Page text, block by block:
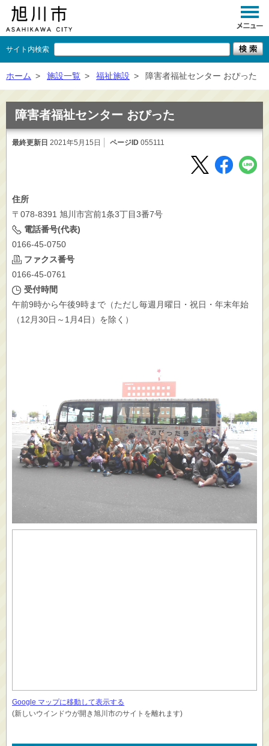
サイト内検索
くらし
観光
事業者向け
×
ホーム > 施設一覧 > 福祉施設 > 障害者福祉センター おぴった
障害者福祉センター おぴった
最終更新日 2021年5月15日 ページID 055111
住所
〒078-8391 旭川市宮前1条3丁目3番7号
電話番号(代表)
0166-45-0750
ファクス番号
0166-45-0761
受付時間
午前9時から午後9時まで（ただし毎週月曜日・祝日・年末年始
（12月30日～1月4日）を除く）
Google マップに移動して表示する
(新しいウインドウが開き旭川市のサイトを離れます)